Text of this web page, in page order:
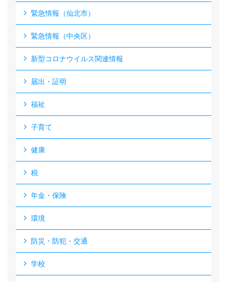
緊急情報（仙北市）
緊急情報（中央区）
新型コロナウイルス関連情報
届出・証明
福祉
子育て
健康
税
年金・保険
環境
防災・防犯・交通
学校